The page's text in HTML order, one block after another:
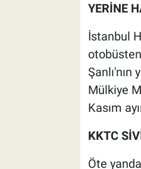
YERİNE
İstanbul
Şanlı'nın
Mülkiye
Kasım
KKTC
Öte